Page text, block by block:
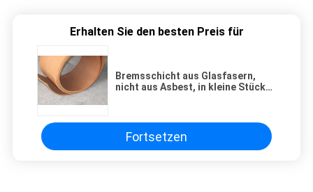
Erhalten Sie den besten Preis für
Bremsschicht aus Glasfasern,
nicht aus Asbest, in kleine Stücke
Fortsetzen